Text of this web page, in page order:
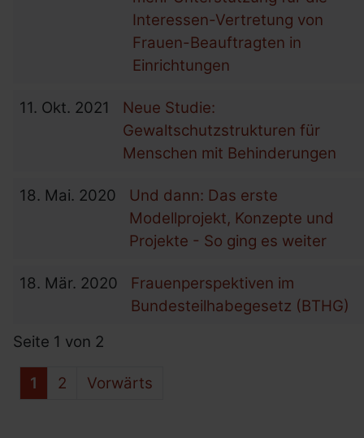
Interessen-Vertretung von
Frauen-Beauftragten in
Einrichtungen
11. Okt. 2021
Neue Studie:
Gewaltschutzstrukturen für
Menschen mit Behinderungen
18. Mai. 2020
Und dann: Das erste
Modellprojekt, Konzepte und
Projekte - So ging es weiter
18. Mär. 2020
Frauenperspektiven im
Bundesteilhabegesetz (BTHG)
Seite 1 von 2
1 2 Vorwärts